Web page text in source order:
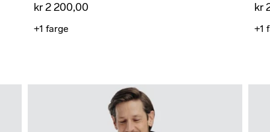
kr 2 200,00
+1 farge
kr
+1